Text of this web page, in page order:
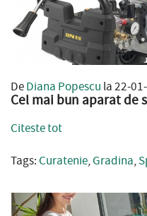
DeDiana Popescu la 22-
Cel mai bun aparat de
Citeste tot
Tags: Curatenie,Gradina,